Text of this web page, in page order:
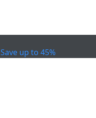
Save up to 45%